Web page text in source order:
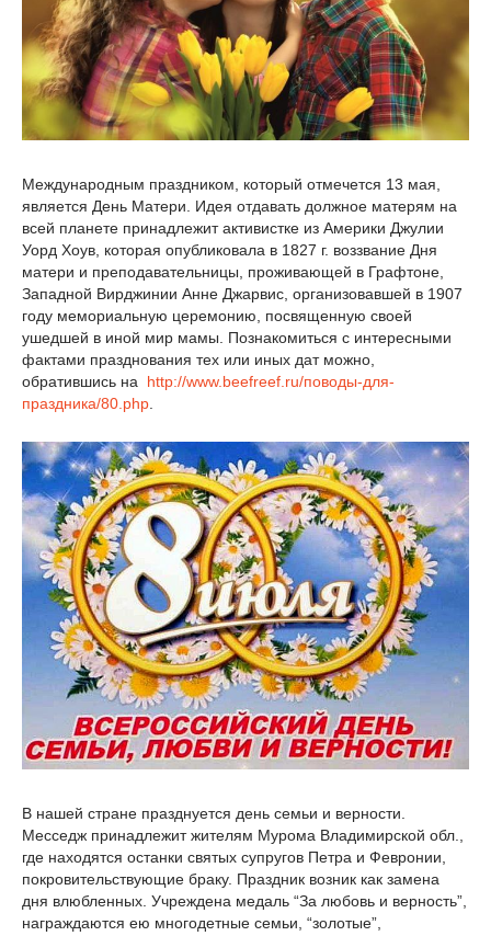
Международным праздником, который отмечется 13 мая,
является День Матери. Идея отдавать должное матерям на
всей планете принадлежит активистке из Америки Джулии
Уорд Хоув, которая опубликовала в 1827 г. воззвание Дня
матери и преподавательницы, проживающей в Графтоне,
Западной Вирджинии Анне Джарвис, организовавшей в 1907
году мемориальную церемонию, посвященную своей
ушедшей в иной мир мамы. Познакомиться с интересными
фактами празднования тех или иных дат можно,
обратившись на http://www.beefreef.ru/поводы-для-
праздника/80.php
В нашей стране празднуется день семьи и верности.
Месседж принадлежит жителям Мурома Владимирской обл.,
где находятся останки святых супругов Петра и Февронии,
покровительствующие браку. Праздник возник как замена
дня влюбленных. Учреждена медаль “За любовь и верность”,
награждаются ею многодетные семьи, “золотые”,